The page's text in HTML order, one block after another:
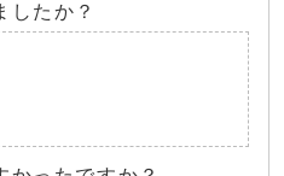
したか？